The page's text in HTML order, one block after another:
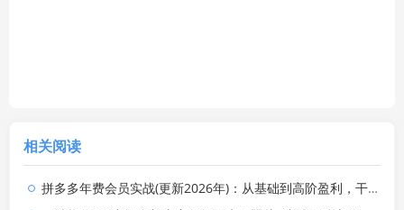
相关阅读
拼多多年费会员实战(更新2026年)：从基础到高阶盈利，干货拉满，帮你建立稳定盈利运营知识体系